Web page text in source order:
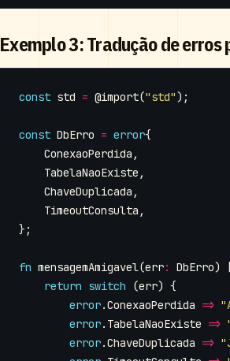
Exemplo 3: Tradução de
const std = @import("std");
const DbErro = error{
ConexaoPerdida ,
TabelaNaoExiste ,
ChaveDuplicada ,
TimeoutConsulta ,
};
fn mensagemAmigavel(err: DbErro)
return switch (err) {
error.ConexaoPerdida =>
error. TabelaNaoExiste =>
error.ChaveDuplicada =>